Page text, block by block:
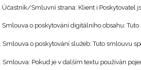
Účastník/Smluvní strana: Klient i Poskytovatel
Smlouva o poskytování digitálního obsahu:
Smlouva o poskytování služeb: Tuto smlouvu
Smlouva: Pokud je v dalším textu používán